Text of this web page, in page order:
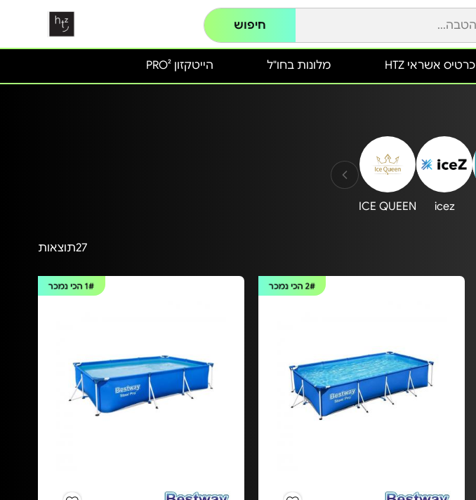
חיפוש
הייטקזון PRO² מלונות בחו"ל כרטיס אשראי HTZ
icez
ICE QUEEN
27תוצאות
2#הכי נמכר 1#הכי נמכר